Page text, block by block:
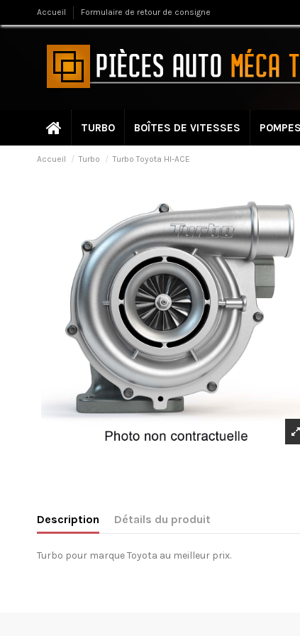
Accueil Formulaire de retour de consigne
TURBO BOÎTES DE VITESSES
Accueil Turbo Turbo Toyota HI-ACE
Description Détails du produit
Turbo pour marque Toyota au meilleur prix.